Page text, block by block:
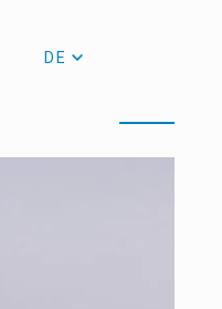
DE